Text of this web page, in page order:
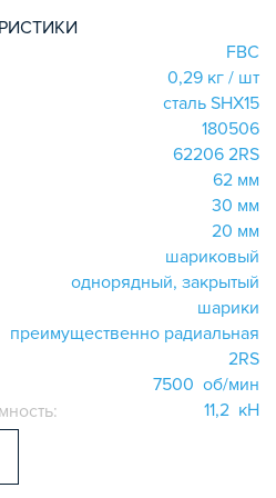
ВТУЛКИ
СОЕДИНИТЕЛИ
КАБЕЛЕЙ,
FBC
0,29 кг / шт
сталь SHX15
180506
62206 2RS
62 мм
30 мм
20 мм
шариковый
однорядный, закрытый
шарики
преимущественно радиальная
2RS
7500 об/мин
11,2 кН